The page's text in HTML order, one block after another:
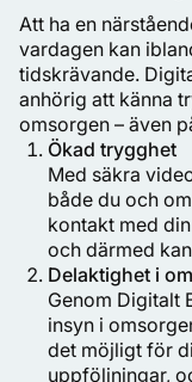
Att ha en
vardagen kan
tidskrävande.
anhörig att känna
omsorgen – även
Ökad trygghet
Med säkra
både du och
kontakt med
och därmed
Delaktighet i
Genom Digitalt
insyn i
det möjligt för
uppföljningar,